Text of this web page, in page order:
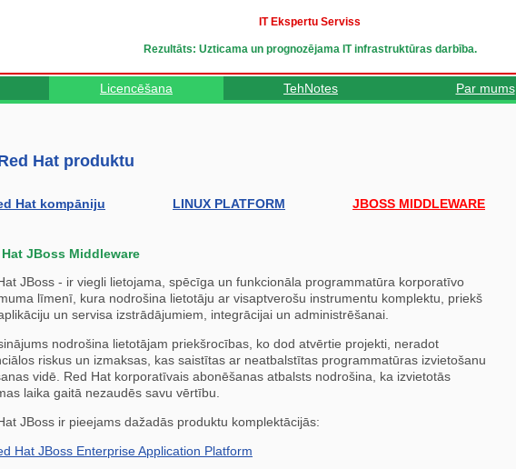
IT Ekspertu Serviss
Rezultāts: Uzticama un prognozējama IT infrastruktūras darbība.
Licencēšana TehNotes Par mums
Hat produktu
Hat kompāniju LINUX PLATFORM JBOSS MIDDLEWARE
Hat JBoss Middleware
JBoss - ir viegli lietojama, spēcīga un funkcionāla programmatūra korporatīvo
līmenī, kura nodrošina lietotāju ar visaptverošu instrumentu komplektu, priekš
un servisa izstrādājumiem, integrācijai un administrēšanai.
nodrošina lietotājam priekšrocības, ko dod atvērtie projekti, neradot
riskus un izmaksas, kas saistītas ar neatbalstītas programmatūras izvietošanu
vidē. Red Hat korporatīvais abonēšanas atbalsts nodrošina, ka izvietotās
laika gaitā nezaudēs savu vērtību.
JBoss ir pieejams dažadās produktu komplektācijās:
Hat JBoss Enterprise Application Platform